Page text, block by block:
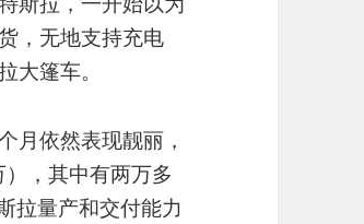
，无地支持充电
大篷车。
月依然表现靓丽，
，其中有两万多
拉量产和交付能力